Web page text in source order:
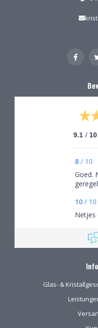
9.1 / 10
8 / 10
Goed.
10 / 10
Netjes
Glas- &